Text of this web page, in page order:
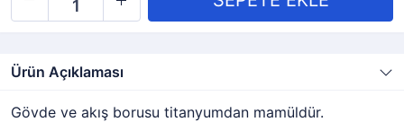
Ürün Açıklaması
Gövde ve akış borusu titanyumdan mamüldür.